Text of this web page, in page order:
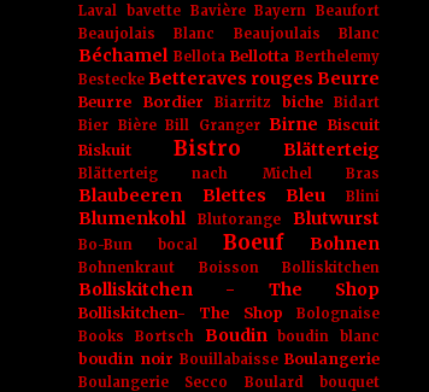
Laval
bavette Bavière Bayern Beaufort
Beaujolais Blanc
Beaujoulais Blanc
Béchamel Bellota Bellotta Berthelemy
Bestecke Betteraves rouges Beurre
Beurre Bordier Biarritz biche
Bidart
Bier Bière Bill Granger Birne
Biscuit
Biskuit
Bistro Blätterteig
Blätterteig nach Michel Bras
Blaubeeren Blettes Bleu Blini
Blumenkohl Blutorange Blutwurst
Bo-Bun bocal Boeuf Bohnen
Bohnenkraut Boisson Bolliskitchen
Bolliskitchen - The Shop
Bolliskitchen- The Shop
Bolognaise
Books
Bortsch Boudin boudin blanc
boudin noir Bouillabaisse Boulangerie
Boulangerie Secco Boulard bouquet